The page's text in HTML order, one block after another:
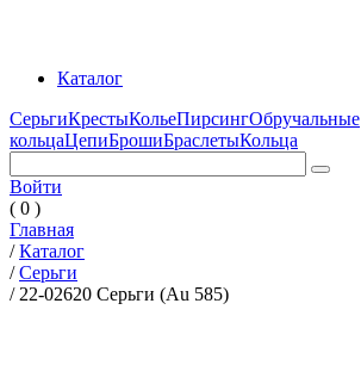
Каталог
СерьгиКрестыКольеПирсингОбручальные
кольцаЦепиБрошиБраслетыКольца
Войти
( 0 )
Главная
/ Каталог
/ Серьги
/ 22-02620 Серьги (Au 585)